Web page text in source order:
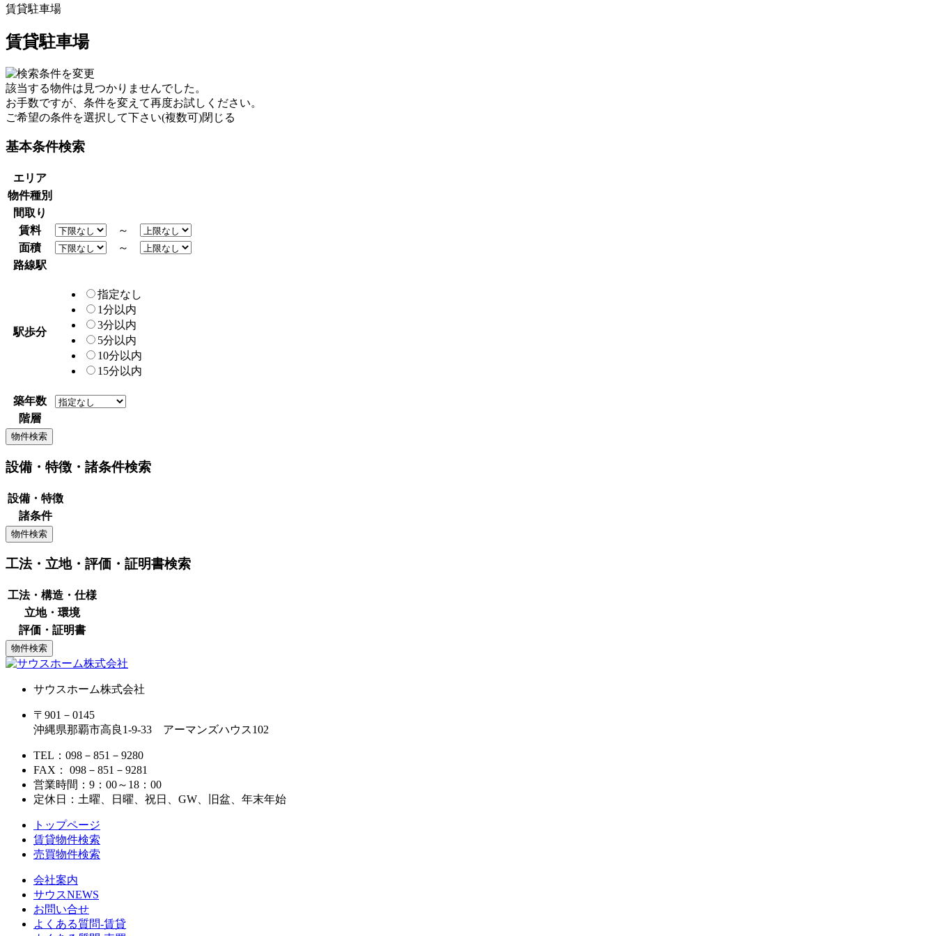
賃貸駐車場
賃貸駐車場
該当する物件は見つかりませんでした。
お手数ですが、条件を変えて再度お試しください。
ご希望の条件を選択して下さい(複数可)閉じる
基本条件検索
エリア
物件種別
間取り
賃料
～
面積
～
路線駅
駅歩分
指定なし
1分以内
3分以内
5分以内
10分以内
15分以内
築年数
階層
設備・特徴・諸条件検索
設備・特徴
諸条件
工法・立地・評価・証明書検索
工法・構造・仕様
立地・環境
評価・証明書
サウスホーム株式会社
〒901－0145
沖縄県那覇市高良1-9-33 アーマンズハウス102
TEL：098－851－9280
FAX： 098－851－9281
営業時間：9：00～18：00
定休日：土曜、日曜、祝日、GW、旧盆、年末年始
トップページ
賃貸物件検索
売買物件検索
会社案内
サウスNEWS
お問い合せ
よくある質問-賃貸